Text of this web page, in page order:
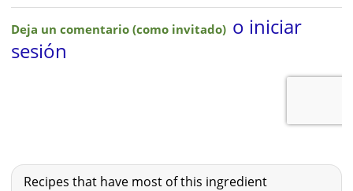
Recipes that have most of this ingredient